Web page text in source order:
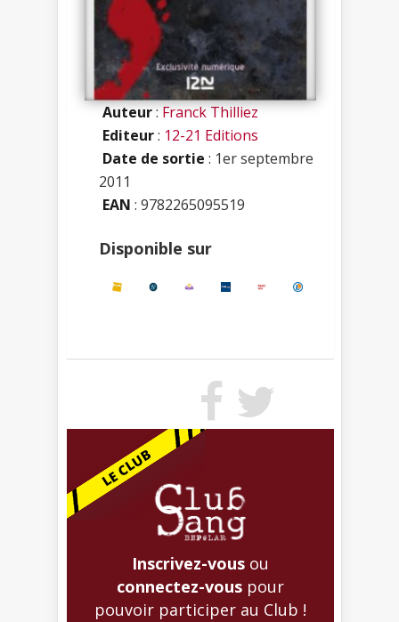
Auteur:Franck Thilliez
Editeur: 12-21 Editions
Date de sortie : 1er septembre
2011
EAN : 9782265095519
Disponible sur
Inscrivez-vous ou
connectez-vous pour
pouvoir participer au Club !